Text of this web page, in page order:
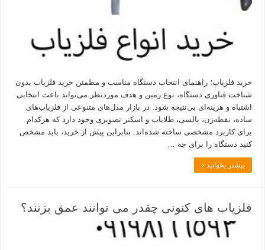
خرید فلزیاب؛ راهنمای انتخاب دستگاه مناسب و مطمئن خرید فلزیاب بدون
شناخت فناوری دستگاه، نوع زمین و هدف موردنظر می‌تواند باعث انتخابی
اشتباه و هزینه‌ای بی‌نتیجه شود. در بازار مدل‌های متنوعی از فلزیاب‌های
ساده، نقطه‌زن، پالسی، طلایاب و اسکنر تصویری وجود دارد که هرکدام
برای کاربرد مشخصی ساخته شده‌اند. بنابراین پیش از خرید، باید مشخص
کنید دستگاه را برای چه …
بیشتر بخوانید »
فلزیاب های کنونی چقدر می توانند عمق بزنند؟